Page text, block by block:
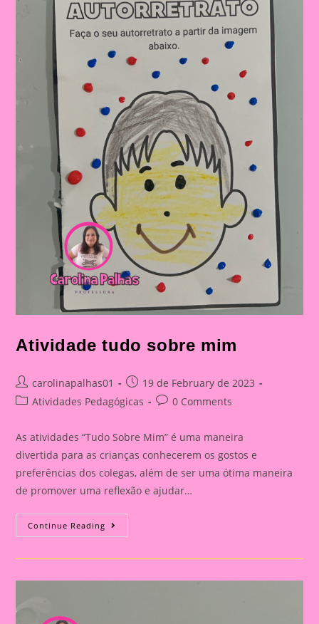
Atividade tudo sobre mim
Post
author:
carolinapalhas01
Post
published:
19 de February de 2023
PostAtividades Pedagógicas
Post0 Comments
As atividades “Tudo Sobre Mim” é uma maneira
divertida para as crianças conhecerem os gostos e
preferências dos colegas, além de ser uma ótima maneira
de promover uma reflexão e ajudar…
Continue Reading Atividade
Tudo
Mim